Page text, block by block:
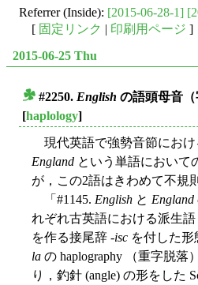
Referrer (Inside): [2015-06-28-1]
[ 固定リンク | 印刷用ページ ]
2015-06-25 Thu
#2250. English の語頭母音（
[haplology]
現代英語で強勢音節におけ
England という単語において
が，この2語はきわめて不規
「#1145. English と England
れぞれ古英語における派生
を作る接尾辞 -isc を付した
la の haplography （重字脱
り，釣針 (angle) の形をした